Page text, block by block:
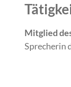
Mitglied
Sprecherin